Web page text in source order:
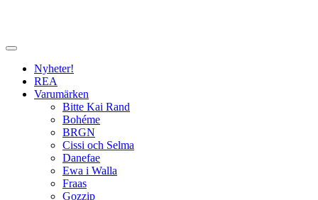
Nyheter!
REA
Varumärken
Bitte Kai Rand
Bohéme
BRGN
Cissi och Selma
Danefae
Ewa i Walla
Fraas
Gozzip